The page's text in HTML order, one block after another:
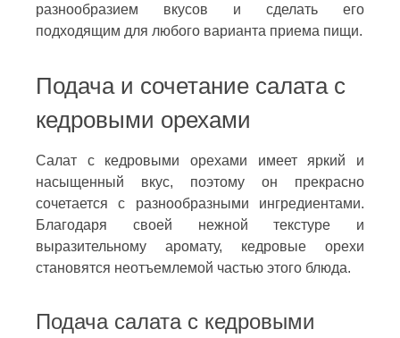
разнообразием вкусов и сделать его
подходящим для любого варианта приема пищи.
Подача и сочетание салата с
кедровыми орехами
Салат с кедровыми орехами имеет яркий и
насыщенный вкус, поэтому он прекрасно
сочетается с разнообразными ингредиентами.
Благодаря своей нежной текстуре и
выразительному аромату, кедровые орехи
становятся неотъемлемой частью этого блюда.
Подача салата с кедровыми